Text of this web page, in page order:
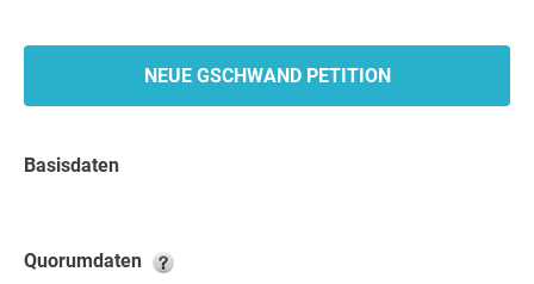
NEUE GSCHWAND PETITION
Basisdaten
Quorumdaten